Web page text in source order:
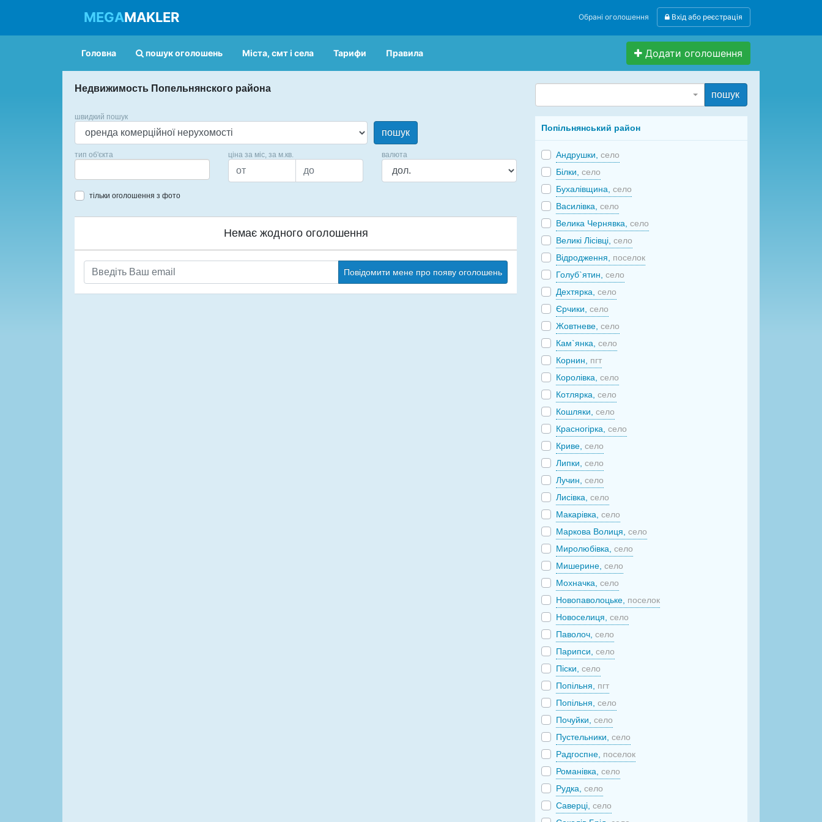
MEGAMAKLER Обрані оголошення Вхід або реєстрація
Головна пошук оголошень Міста, смт і села Тарифи Правила Додати оголошення
Недвижимость Попельнянского района
швидкий пошук
пошук
тип об'єкта ціна за міс, за м.кв. валюта
тільки оголошення з фото
Немає жодного оголошення
Повідомити мене про появу оголошень
пошук
Попільнянський район
Андрушки,село
Білки,село
Бухалівщина,село
Василівка,село
Велика Чернявка,село
Великі Лісівці,село
Відродження, поселок
Голуб`ятин,село
Дехтярка,село
Єрчики,село
Жовтневе,село
Кам`янка,село
Корнин, пгт
Королівка,село
Котлярка,село
Кошляки,село
Красногірка,село
Криве,село
Липки,село
Лучин,село
Лисівка,село
Макарівка,село
Маркова Волиця,село
Миролюбівка,село
Мишерине,село
Мохначка,село
Новопаволоцьке, поселок
Новоселиця,село
Паволоч,село
Парипси,село
Піски,село
Попільня, пгт
Попільня,село
Почуйки,село
Пустельники,село
Радгоспне, поселок
Романівка,село
Рудка,село
Саверці,село